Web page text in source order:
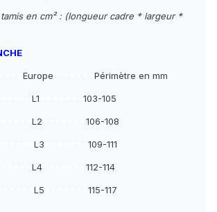
en cm² : (longueur cadre * largeur *
Europe Périmètre en mm
L1 103-105
L2 106-108
L3 109-111
L4 112-114
L5 115-117